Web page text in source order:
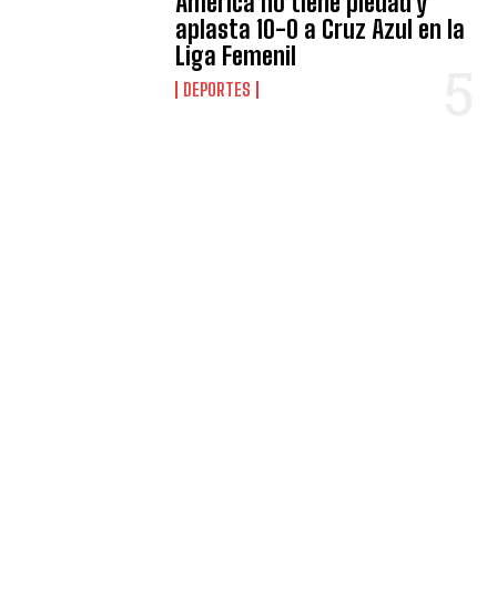
aplasta 10-0 a Cruz Azul en la
Liga Femenil
DEPORTES